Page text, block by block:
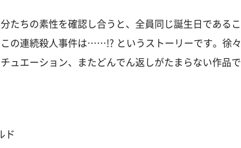
たちの素性を確認し合うと、全員同じ誕生日であるこ
の連続殺人事件は……!? というストーリーです。徐々
ュエーション、またどんでん返しがたまらない作品で
ド